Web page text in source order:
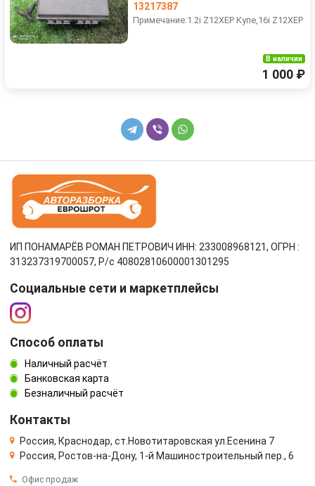
13217387
Примечание:1.2i Z12XEP Купе,16i Z12XEP
В наличии
1 000 ₽
ИП ПОНАМАРЁВ РОМАН ПЕТРОВИЧ ИНН: 233008968121, ОГРН :
313237319700057, Р/c 40802810600001301295
Социальные сети и маркетплейсы
Способ оплаты
Наличный расчёт
Банковская карта
Безналичный расчёт
Контакты
Россия, Краснодар, ст.Новотитаровская ул.Есенина 7
Россия, Ростов-на-Дону, 1-й Машиностроительный пер., 6
Офис продаж